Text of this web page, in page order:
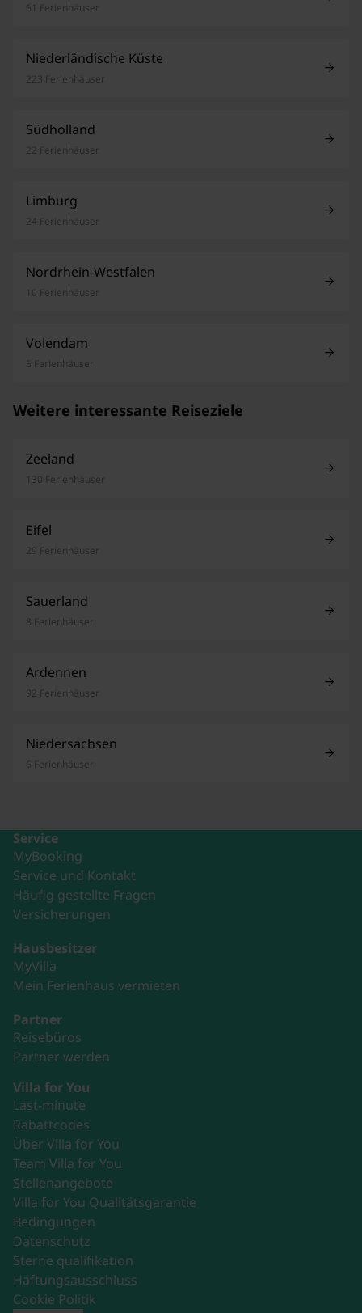
61 Ferienhäuser
Niederländische Küste
223 Ferienhäuser
Südholland
22 Ferienhäuser
Limburg
24 Ferienhäuser
Nordrhein-Westfalen
10 Ferienhäuser
Volendam
5 Ferienhäuser
Weitere interessante Reiseziele
Zeeland
130 Ferienhäuser
Eifel
29 Ferienhäuser
Sauerland
8 Ferienhäuser
Ardennen
92 Ferienhäuser
Niedersachsen
6 Ferienhäuser
Service
MyBooking
Service und Kontakt
Häufig gestellte Fragen
Versicherungen
Hausbesitzer
MyVilla
Mein Ferienhaus vermieten
Partner
Reisebüros
Partner werden
Villa for You
Last-minute
Rabattcodes
Über Villa for You
Team Villa for You
Stellenangebote
Villa for You Qualitätsgarantie
Bedingungen
Datenschutz
Sterne qualifikation
Haftungsausschluss
Cookie Politik